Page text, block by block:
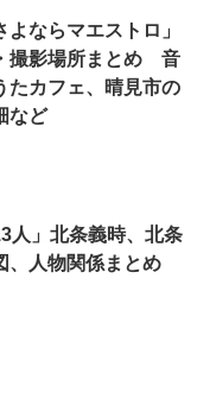
よならマエストロ」
撮影場所まとめ 音
たカフェ、晴見市の
など
人」北条義時、北条
、人物関係まとめ